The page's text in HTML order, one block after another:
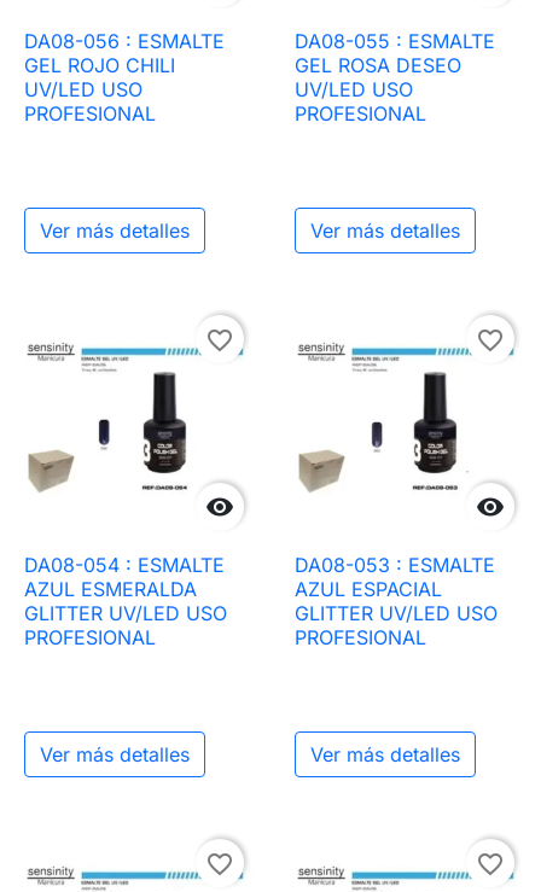
DA08-056 : ESMALTE
GEL ROJO CHILI
UV/LED USO
PROFESIONAL
Ver más detalles
DA08-055 : ESMALTE
GEL ROSA DESEO
UV/LED USO
PROFESIONAL
Ver más detalles

favorite_border
DA08-054 : ESMALTE
AZUL ESMERALDA
GLITTER UV/LED USO
PROFESIONAL
Ver más detalles

favorite_border
DA08-053 : ESMALTE
AZUL ESPACIAL
GLITTER UV/LED USO
PROFESIONAL
Ver más detalles
favorite_border favorite_border